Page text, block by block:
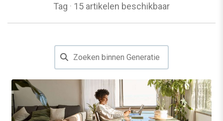
Tag · 15 artikelen beschikbaar